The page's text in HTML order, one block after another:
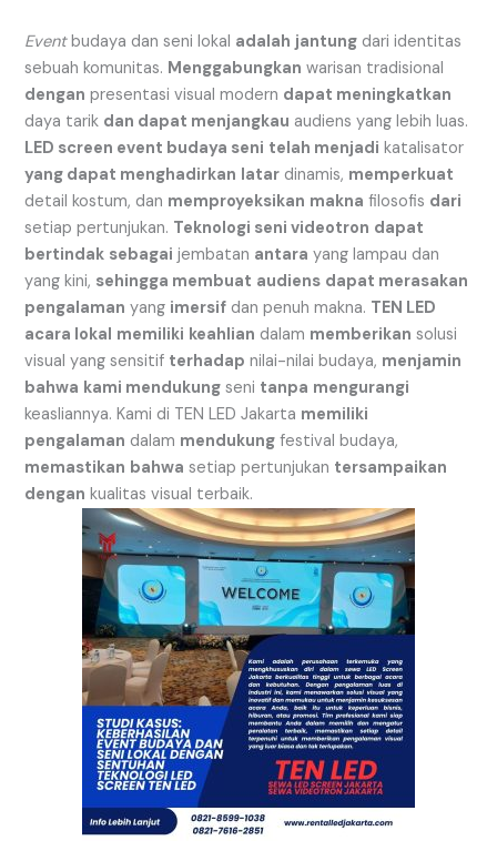
Eventbudaya dan seni lokal adalah jantung dari identitas
sebuah komunitas. Menggabungkan warisan tradisional
dengan presentasi visual modern dapat meningkatkan
daya tarik dan dapat menjangkau audiens yang lebih luas.
LED screen event budaya seni telah menjadi katalisator
yang dapat menghadirkan latar dinamis, memperkuat
detail kostum, dan memproyeksikan makna filosofis dari
setiap pertunjukan. Teknologi seni videotron dapat
bertindak sebagai jembatan antara yang lampau dan
yang kini, sehingga membuat audiens dapat merasakan
pengalaman yang imersif dan penuh makna. TEN LED
acara lokal memiliki keahlian dalam memberikan solusi
visual yang sensitif terhadap nilai-nilai budaya, menjamin
bahwa kami mendukung seni tanpa mengurangi
keasliannya. Kami di TEN LED Jakarta memiliki
pengalaman dalam mendukung festival budaya,
memastikan bahwa setiap pertunjukan tersampaikan
dengan kualitas visual terbaik.